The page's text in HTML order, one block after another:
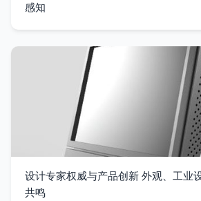
感知
设计专家权威与产品创新 外观、工业
共鸣